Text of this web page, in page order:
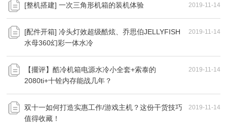
2019-11-14
[整机搭建] 一次三角形机箱的装机体验
2019-11-14
[配件开箱] 冷头灯效超级酷炫、乔思伯JELLYFISH
水母360幻彩一体水冷
2019-11-14
【擺评】酷冷机箱电源水冷小全套+索泰的
2080ti+十铨内存能战几年？
2019-11-14
双十一如何打造实惠工作/游戏主机？这份干货技巧
值得收藏！